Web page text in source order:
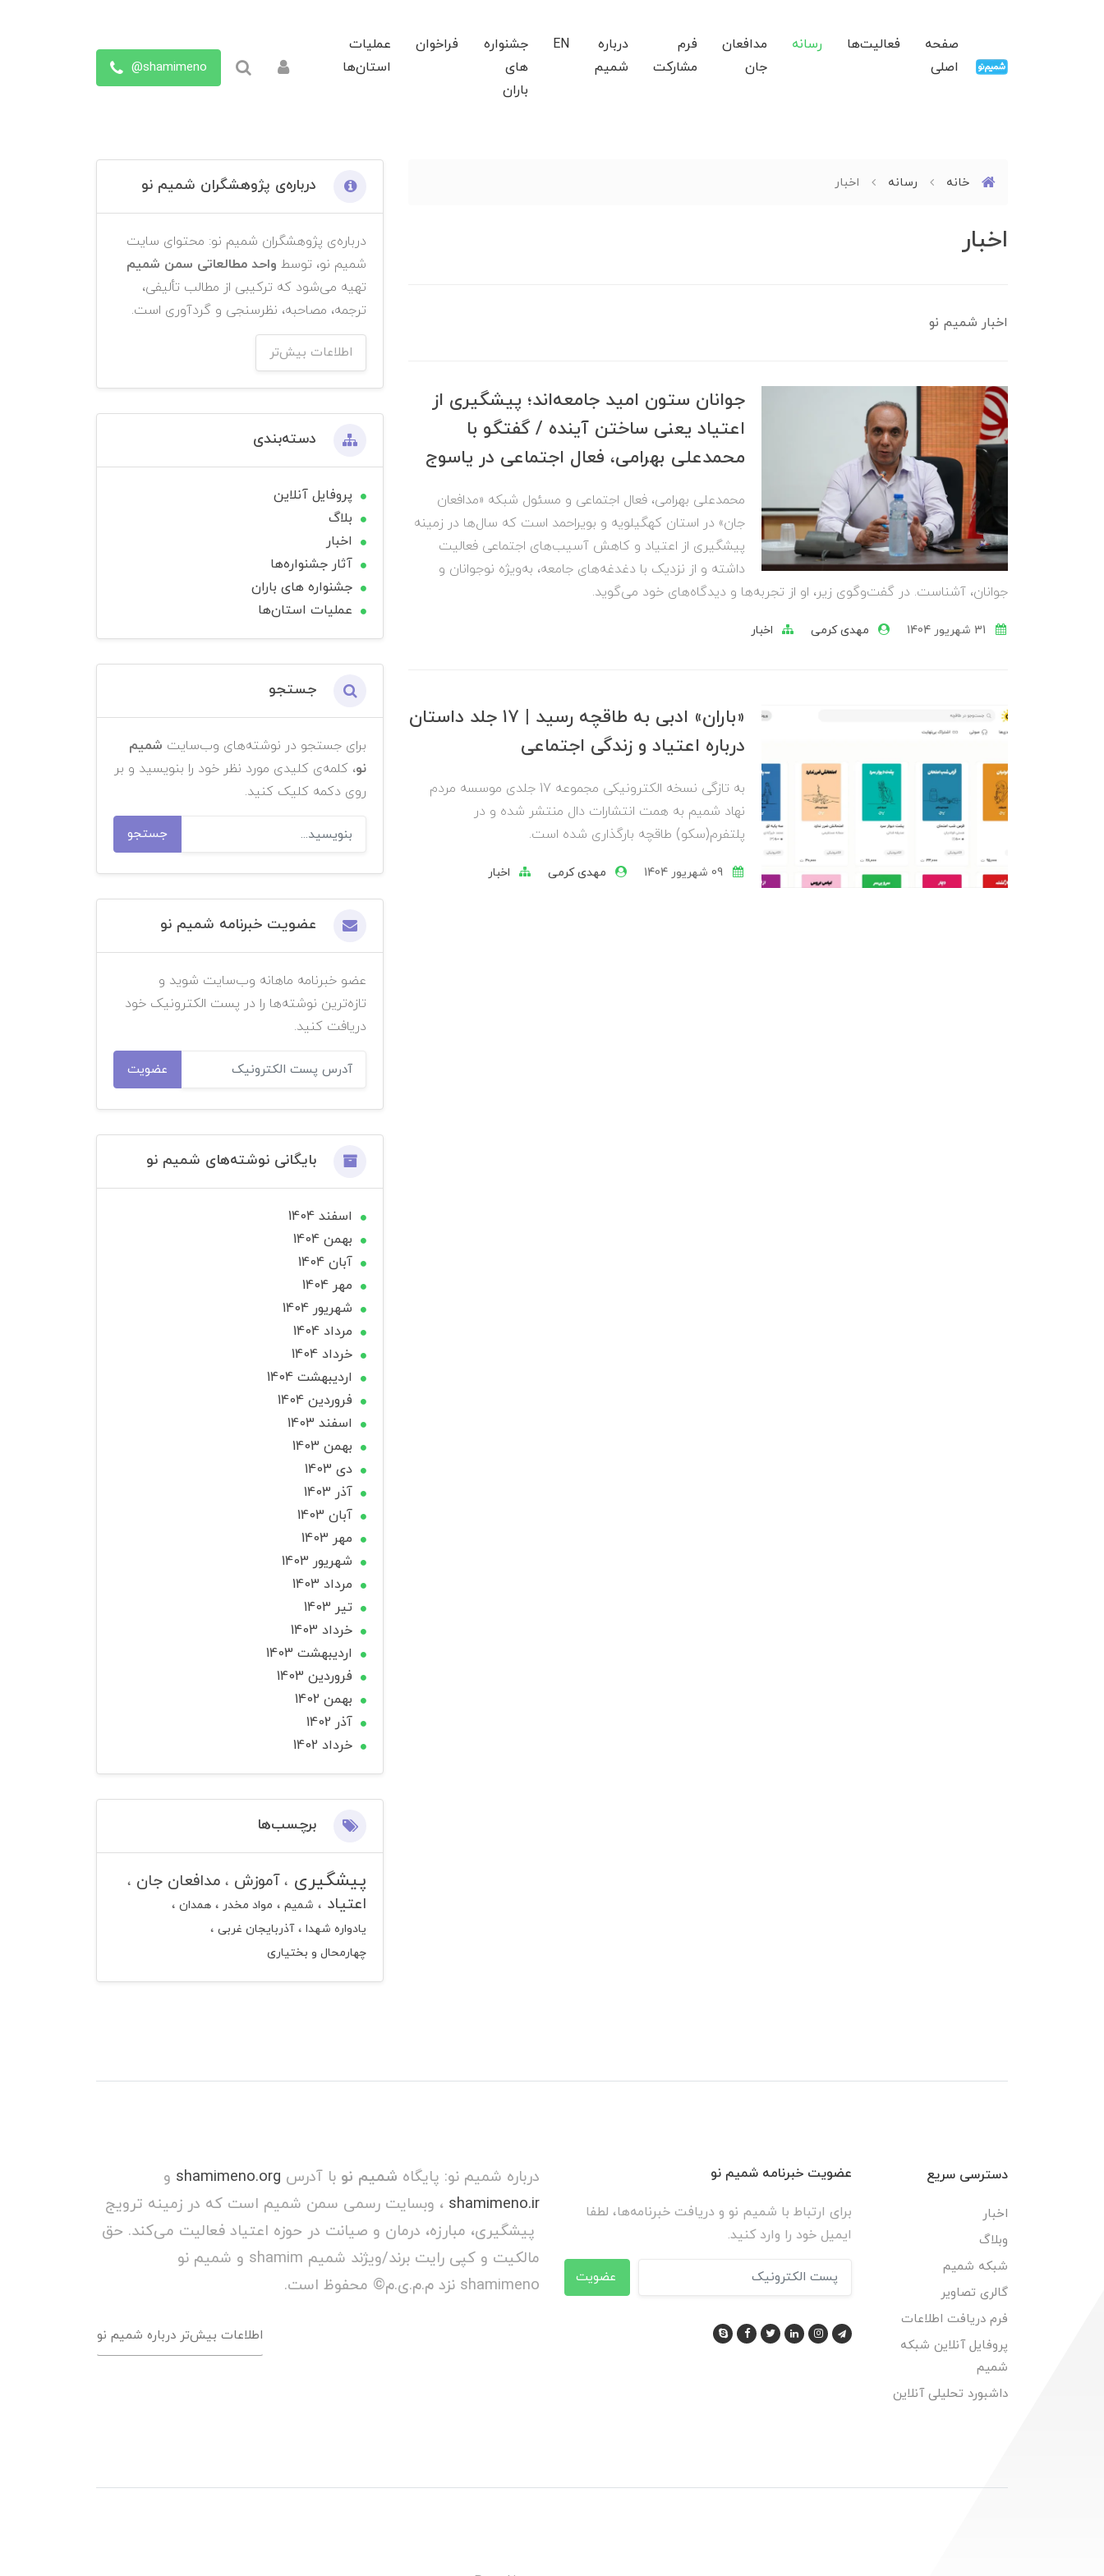
صفحه
اصلی
فعالیت‌ها رسانه
مدافعان
جان
فرم
مشارکت
درباره
شمیم
EN
جشنواره
های
باران
فراخوان
عملیات
استان‌ها
shamimeno@
خانه رسانه اخبار
اخبار
اخبار شمیم نو
جوانان ستون امید جامعه‌اند؛ پیشگیری از
اعتیاد یعنی ساختن آینده / گفتگو با
محمدعلی بهرامی، فعال اجتماعی در یاسوج
محمدعلی بهرامی، فعال اجتماعی و مسئول شبکه «مدافعان
جان» در استان کهگیلویه و بویراحمد است که سال‌ها در زمینه
پیشگیری از اعتیاد و کاهش آسیب‌های اجتماعی فعالیت
داشته و از نزدیک با دغدغه‌های جامعه، به‌ویژه نوجوانان و
جوانان، آشناست. در گفت‌وگوی زیر، او از تجربه‌ها و دیدگاه‌های خود می‌گوید.
مهدی کرمی اخبار
«باران» ادبی به طاقچه رسید | ۱۷ جلد داستان
درباره اعتیاد و زندگی اجتماعی
به تازگی نسخه الکترونیکی مجموعه 17 جلدی موسسه مردم
نهاد شمیم به همت انتشارات دال منتشر شده و در
پلتفرم(سکو) طاقچه بارگذاری شده است.
مهدی کرمی اخبار
درباره‌ی پژوهشگران شمیم نو
درباره‌ی پژوهشگران شمیم نو: محتوای سایت
شمیم نو، توسط واحد مطالعاتی سمن شمیم
تهیه می‌شود که ترکیبی از مطالب تألیفی،
ترجمه، مصاحبه، نظرسنجی و گردآوری است.
اطلاعات بیش‌تر
دسته‌بندی
پروفایل آنلاین
بلاگ
اخبار
آثار جشنواره‌ها
جشنواره های باران
عملیات استان‌ها
جستجو
برای جستجو در نوشته‌های وب‌سایت شمیم
نو، کلمه‌ی کلیدی مورد نظر خود را بنویسید و بر
روی دکمه کلیک کنید.
جستجو
عضویت خبرنامه شمیم نو
عضو خبرنامه ماهانه وب‌سایت شوید و
تازه‌ترین نوشته‌ها را در پست الکترونیک خود
دریافت کنید.
عضویت
بایگانی نوشته‌های شمیم نو
اسفند 1404
بهمن 1404
آبان 1404
مهر 1404
شهریور 1404
مرداد 1404
خرداد 1404
ارديبهشت 1404
فروردین 1404
اسفند 1403
بهمن 1403
دی 1403
آذر 1403
آبان 1403
مهر 1403
شهریور 1403
مرداد 1403
تير 1403
خرداد 1403
ارديبهشت 1403
فروردین 1403
بهمن 1402
آذر 1402
خرداد 1402
برچسب‌ها
پیشگیری آموزش
مدافعان جان
اعتیاد
شمیم مواد مخدر
همدان
یادواره شهدا
آذربایجان غربی
چهارمحال و بختیاری
دسترسی سریع
اخبار
وبلاگ
شبکه شمیم
گالری تصاویر
فرم دریافت اطلاعات
پروفایل آنلاین شبکه
شمیم
داشبورد تحلیلی آنلاین
عضویت خبرنامه شمیم نو
برای ارتباط با شمیم نو و دریافت خبرنامه‌ها، لطفا
ایمیل خود را وارد کنید.
عضویت
درباره شمیم نو: پایگاه شمیم نو با آدرس shamimeno.org و
shamimeno.ir ، وبسایت رسمی سمن شمیم است که در زمینه ترویج
پیشگیری، مبارزه، درمان و صیانت در حوزه اعتیاد فعالیت می‌کند. حق
مالکیت و کپی رایت برند/ویژند شمیم shamim و شمیم نو
shamimeno نزد م.م.ی.م© محفوظ است.
اطلاعات بیش‌تر درباره شمیم نو